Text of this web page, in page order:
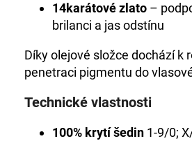
14karátové zlato –
brilanci a jas odstínu
Díky olejové složce dochází k
penetraci pigmentu do
Technické vlastnosti
100% krytí šedin 1-9/0;